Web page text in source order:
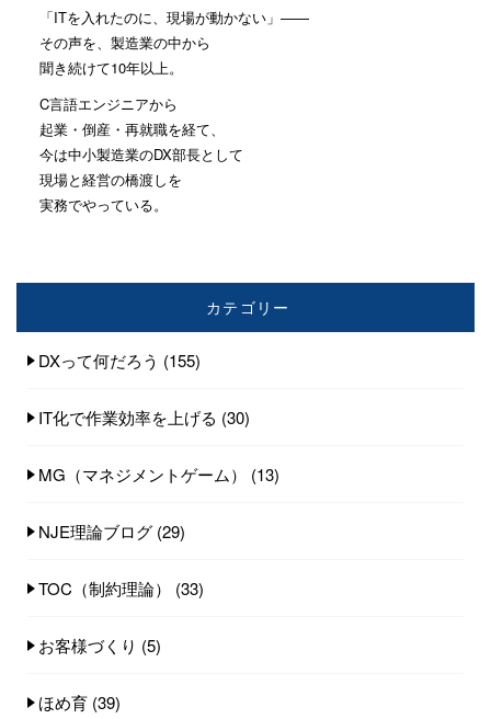
「ITを入れたのに、現場が動かない」——
その声を、製造業の中から
聞き続けて10年以上。
C言語エンジニアから
起業・倒産・再就職を経て、
今は中小製造業のDX部長として
現場と経営の橋渡しを
実務でやっている。
カテゴリー
DXって何だろう (155)
IT化で作業効率を上げる (30)
MG（マネジメントゲーム） (13)
NJE理論ブログ (29)
TOC（制約理論） (33)
お客様づくり (5)
ほめ育 (39)